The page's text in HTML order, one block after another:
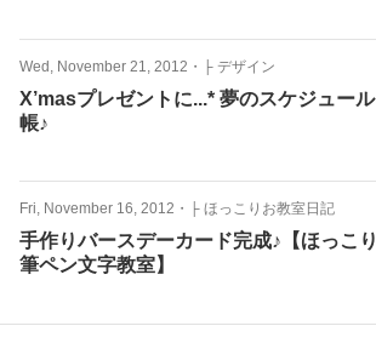
Wed, November 21, 2012 ・ ├ デザイン
X’masプレゼントに...* 夢のスケジュール
帳♪
Fri, November 16, 2012 ・ ├ ほっこりお教室日記
手作りバースデーカード完成♪【ほっこり
筆ペン文字教室】